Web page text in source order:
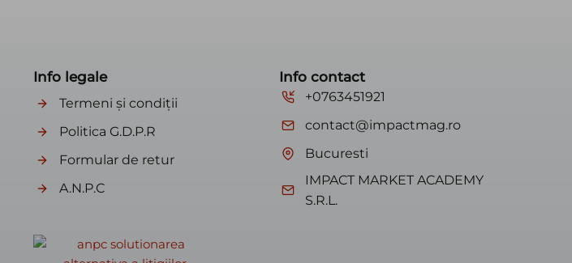
Info legale
Termeni și condiții
Politica G.D.P.R
Formular de retur
A.N.P.C
Info contact
+0763451921
contact@impactmag.ro
Bucuresti
IMPACT MARKET ACADEMY
S.R.L.